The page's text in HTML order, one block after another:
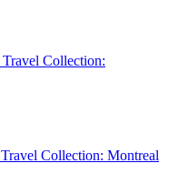
Travel Collection:
Travel Collection: Montreal